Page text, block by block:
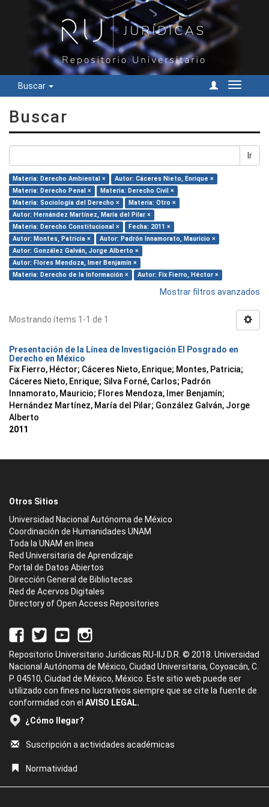
Buscar
Cambiar
Buscar
Ir
Materia: Derecho Ambiental ×
Autor: Cáceres Nieto, Enrique ×
Materia: Derecho Penal ×
Materia: Derecho Civil ×
Materia: Sociología del Derecho ×
Materia: Otro ×
Autor: Hernández Martínez, María del Pilar ×
Materia: Derecho Constitucional ×
Fecha: 2011 ×
Autor: Montes, Patricia ×
Autor: Padrón Innamorato, Mauricio ×
Autor: González Galván, Jorge Alberto ×
Autor: Flores Mendoza, Imer Benjamín ×
Materia: Derecho de la Información ×
Autor: Fix Fierro, Héctor ×
Mostrar filtros avanzados
Mostrando ítems 1-1 de 1
Presentación de la Línea de Investigación El Posgrado en
Derecho en México
Fix Fierro, Héctor; Cáceres Nieto, Enrique; Montes, Patricia;
Cáceres Nieto, Enrique; Silva Forné, Carlos; Padrón
Innamorato, Mauricio; Flores Mendoza, Imer Benjamín;
Hernández Martínez, María del Pilar; González Galván, Jorge
Alberto
2011
Otros Sitios
Universidad Nacional Autónoma de México
Coordinación de Humanidades UNAM
Toda la UNAM en línea
Red Universitaria de Aprendizaje
Portal de Datos Abiertos
Dirección General de Bibliotecas
Red de Acervos Digitales
Directory of Open Access Repositories
Repositorio Universitario Jurídicas RU-IIJ D.R. © 2018. Universidad
Nacional Autónoma de México, Ciudad Universitaria, Coyoacán, C.
P. 04510, Ciudad de México, México. Este sitio web puede ser
utilizado con fines no lucrativos siempre que se cite la fuente de
conformidad con el AVISO LEGAL.
¿Cómo llegar?
Suscripción a actividades académicas
Normatividad